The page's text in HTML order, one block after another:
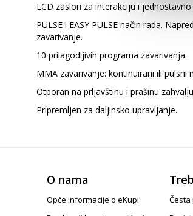
LCD zaslon za interakciju i
PULSE i EASY PULSE način rada.
zavarivanje.
10 prilagodljivih programa zavarivanja.
MMA zavarivanje: kontinuirani ili pulsni
Otporan na prljavštinu i prašinu
Pripremljen za daljinsko upravljanje.
O nama
Opće informacije o eKupi
Česta